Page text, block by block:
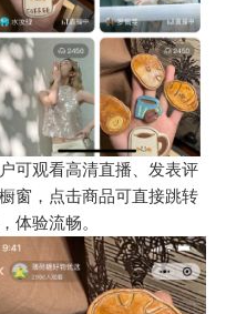
可观看高清直播、发表评
窗，点击商品可直接跳转
体验流畅。